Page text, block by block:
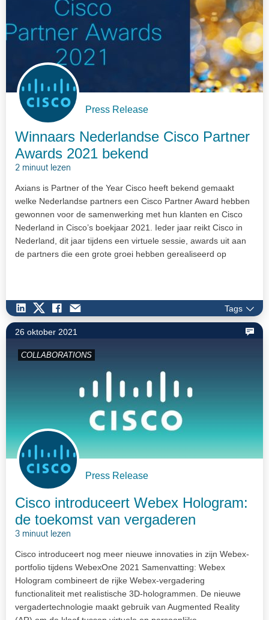
Press Release
Winnaars Nederlandse Cisco Partner
Awards 2021 bekend
2 minuut lezen
Axians is Partner of the Year Cisco heeft bekend gemaakt
welke Nederlandse partners een Cisco Partner Award hebben
gewonnen voor de samenwerking met hun klanten en Cisco
Nederland in Cisco’s boekjaar 2021. Ieder jaar reikt Cisco in
Nederland, dit jaar tijdens een virtuele sessie, awards uit aan
de partners die een grote groei hebben gerealiseerd op
Tags
26 oktober 2021
COLLABORATIONS
Press Release
Cisco introduceert Webex Hologram:
de toekomst van vergaderen
3 minuut lezen
Cisco introduceert nog meer nieuwe innovaties in zijn Webex-
portfolio tijdens WebexOne 2021 Samenvatting: Webex
Hologram combineert de rijke Webex-vergadering
functionaliteit met realistische 3D-hologrammen. De nieuwe
vergadertechnologie maakt gebruik van Augmented Reality